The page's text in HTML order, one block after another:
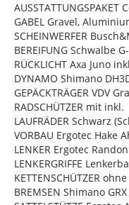
GABEL Gravel,
SCHEINWERFER
BEREIFUNG Schwalbe
RÜCKLICHT Axa Juno
DYNAMO Shimano
GEPÄCKTRÄGER VDV
RADSCHÜTZER mit inkl.
LAUFRÄDER Schwarz
VORBAU Ergotec Hake
LENKER Ergotec
LENKERGRIFFE
KETTENSCHÜTZER
BREMSEN Shimano